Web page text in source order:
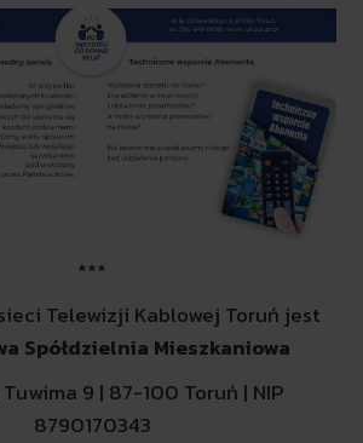
***
Telewizji Kablowej Toruń jest
Spółdzielnia Mieszkaniowa
9 | 87-100 Toruń | NIP
8790170343